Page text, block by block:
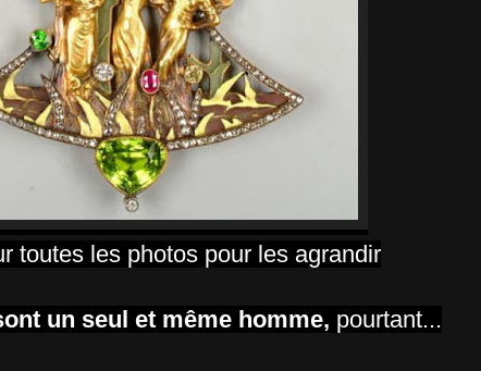
toutes les photos pour les agrandir
un seul et même homme, pourtant...